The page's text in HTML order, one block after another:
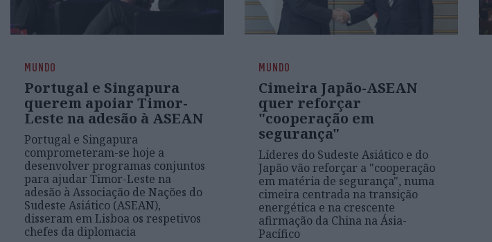
MUNDO
Portugal e Singapura
querem apoiar Timor-
Leste na adesão à ASEAN
Portugal e Singapura
comprometeram-se hoje a
desenvolver programas conjuntos
para ajudar Timor-Leste na
adesão à Associação de Nações do
Sudeste Asiático (ASEAN),
disseram em Lisboa os respetivos
chefes da diplomacia
MUNDO
Cimeira Japão-ASEAN
quer reforçar
"cooperação em
segurança"
Líderes do Sudeste Asiático e do
Japão vão reforçar a "cooperação
em matéria de segurança", numa
cimeira centrada na transição
energética e na crescente
afirmação da China na Ásia-
Pacífico